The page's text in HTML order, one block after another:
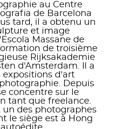
au Centre
de Barcelona
tard, il a obtenu un
et image
Massane de
de troisième
Rijksakademie
d'Amsterdam. Il a
expositions d'art
Depuis
concentre sur le
tant que freelance.
un des photographes
le siège est à Hong